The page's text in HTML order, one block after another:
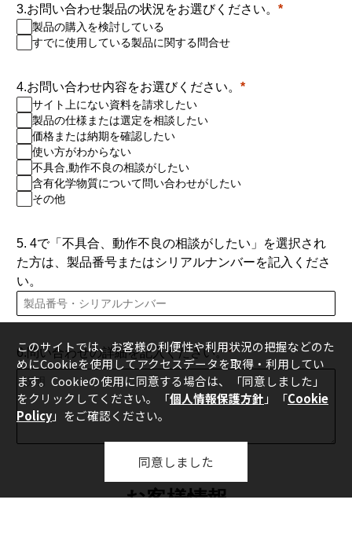
3.お問い合わせ製品の状況をお選びください。
製品の購入を検討している
すでに使用している製品に関する問合せ
4.お問い合わせ内容をお選びください。
サイト上にない資料を請求したい
製品の仕様または選定を相談したい
価格または納期を確認したい
使い方がわからない
不具合,動作不良の相談がしたい
含有化学物質について問い合わせがしたい
その他
5. 4で「不具合、動作不良の相談がしたい」を選択され
た方は、製品番号またはシリアルナンバーを記入くださ
い。
6.問い合わせの詳細を記入ください。
お客様情報
このサイトでは、お客様の利便性や利用状況の把握などのた
めにCookieを使用してアクセスデータを取得・利用してい
ます。Cookieの使用に同意する場合は、
「同意しました」
をクリックしてください。「個人情報保護方針 」「Cookie
Policy」をご確認ください。
同意しました